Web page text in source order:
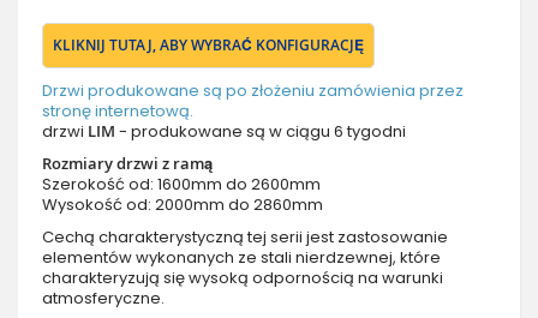
KLIKNIJ TUTAJ, ABY WYBRAĆ KONFIGURACJĘ
Drzwi produkowane są po złożeniu zamówienia przez
stronę internetową.
drzwi LIM - produkowane są w ciągu 6 tygodni
Rozmiary drzwi z ramą
Szerokość od: 1600mm do 2600mm
Wysokość od: 2000mm do 2860mm
Cechą charakterystyczną tej serii jest zastosowanie
elementów wykonanych ze stali nierdzewnej, które
charakteryzują się wysoką odpornością na warunki
atmosferyczne.